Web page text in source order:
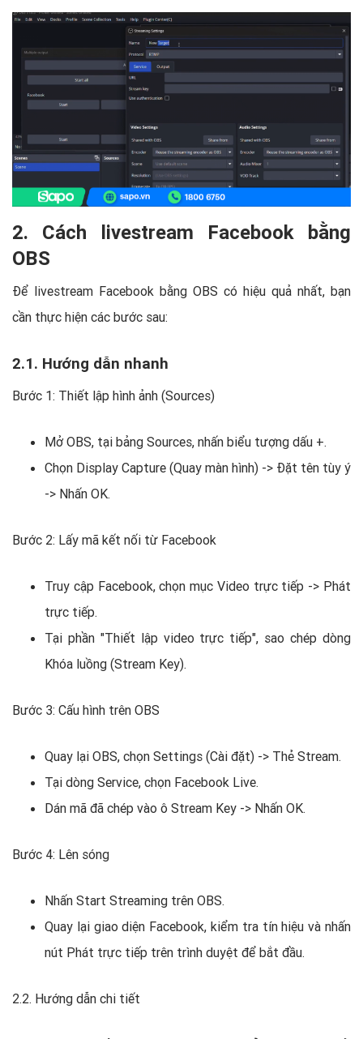
2. Cách livestream Facebook bằng
OBS
Để livestream Facebook bằng OBS có hiệu quả nhất, bạn
cần thực hiện các bước sau:
2.1. Hướng dẫn nhanh
Bước 1: Thiết lập hình ảnh (Sources)
Mở OBS, tại bảng Sources, nhấn biểu tượng dấu +.
Chọn Display Capture (Quay màn hình) -> Đặt tên tùy ý
-> Nhấn OK.
Bước 2: Lấy mã kết nối từ Facebook
Truy cập Facebook, chọn mục Video trực tiếp -> Phát
trực tiếp.
Tại phần "Thiết lập video trực tiếp", sao chép dòng
Khóa luồng (Stream Key).
Bước 3: Cấu hình trên OBS
Quay lại OBS, chọn Settings (Cài đặt) -> Thẻ Stream.
Tại dòng Service, chọn Facebook Live.
Dán mã đã chép vào ô Stream Key -> Nhấn OK.
Bước 4: Lên sóng
Nhấn Start Streaming trên OBS.
Quay lại giao diện Facebook, kiểm tra tín hiệu và nhấn
nút Phát trực tiếp trên trình duyệt để bắt đầu.
2.2. Hướng dẫn chi tiết